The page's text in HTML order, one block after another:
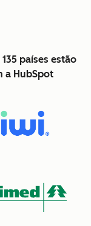
países estão
a HubSpot